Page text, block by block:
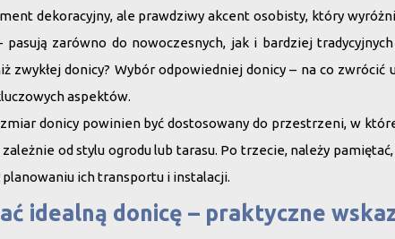
dekoracyjny, ale prawdziwy akcent osobisty, który
pasują zarówno do nowoczesnych, jak i bardziej
zwykłej donicy? Wybór odpowiedniej donicy – na co
aspektów.
donicypowinien być dostosowany do przestrzeni, w
od stylu ogrodu lub tarasu. Po trzecie, należy
ich transportu i instalacji.
idealną donicę – praktyczne